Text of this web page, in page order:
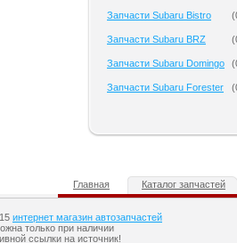
Запчасти Subaru Bistro (
Запчасти Subaru BRZ (
Запчасти Subaru Domingo (
Запчасти Subaru Forester (
Главная Каталог запчастей
интернет магазин автозапчастей
только при наличии
ссылки на источник!